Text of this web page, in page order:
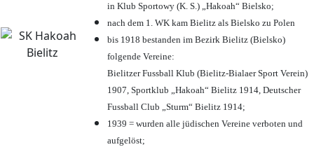
in Klub Sportowy (K. S.) „Hakoah“ Bielsko;
nach dem 1. WK kam Bielitz als Bielsko zu Polen
bis 1918 bestanden im Bezirk Bielitz (Bielsko)
folgende Vereine:
Bielitzer Fussball Klub (Bielitz-Bialaer Sport Verein)
1907, Sportklub „Hakoah“ Bielitz 1914, Deutscher
Fussball Club „Sturm“ Bielitz 1914;
1939 = wurden alle jüdischen Vereine verboten und
aufgelöst;